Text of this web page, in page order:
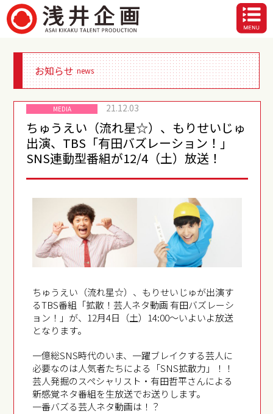
お知らせ news
MEDIA 21.12.03
ちゅうえい（流れ星☆）、もりせいじゅ
出演、TBS「有田バズレーション！」
SNS連動型番組が12/4（土）放送！
ちゅうえい（流れ星☆）、もりせいじゅが出演す
るTBS番組「拡散！芸人ネタ動画 有田バズレーシ
ョン！」が、12月4日（土）14:00～いよいよ放送
となります。
一億総SNS時代のいま、一躍ブレイクする芸人に
必要なのは人気者たちによる「SNS拡散力」！！
芸人発掘のスペシャリスト・有田哲平さんによる
新感覚ネタ番組を生放送でお送りします。
一番バズる芸人ネタ動画は！？